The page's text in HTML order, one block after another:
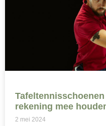
rekening mee
2 mei 2024